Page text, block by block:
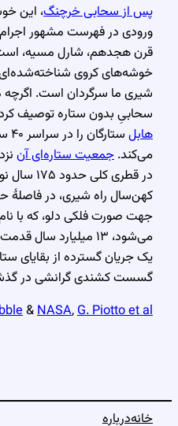
پس از سحابی خرچنگ، این
ورودی در فهرست مشهور
خوشه‌های کروی
شیری ما سرگردان است. اگرچه
سحابیِ بدون ستاره توصیف
هابل
می‌کند.جمعیت ستاره‌ای آن
در قطری
جهت صورت فلکی دلو، که با
می‌شود، ۱۳ میلیارد
یک جریان گسترده از بقایای
گسست کشندی گرانشی در
&NASA,G. Piotto et al.
خانهدرباره